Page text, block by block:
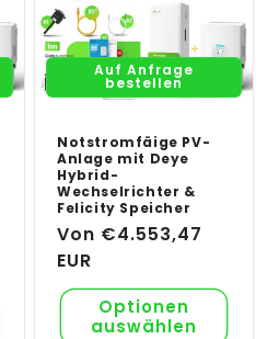
Auf Anfrage
bestellen
Notstromfäige PV-
Anlage mit Deye
Hybrid-
Wechselrichter &
Felicity Speicher
Normaler
Preis
Von €4.553,47
EUR
Optionen
auswählen